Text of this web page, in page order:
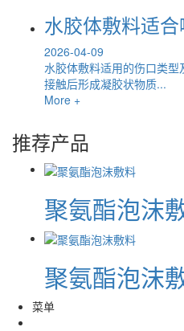
水胶体敷料适
2026-04-09
水胶体敷料适用的伤口类
接触后形成凝胶状物质...
More +
推荐产品
聚氨酯泡沫
聚氨酯泡沫
菜单